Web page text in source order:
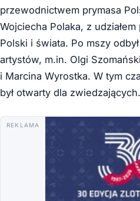
przewodnictwem prymasa
Wojciecha Polaka, z
Polski i świata. Po mszy
artystów, m.in. Olgi
i Marcina Wyrostka. W tym
był otwarty dla zwiedzających.
REKLAMA